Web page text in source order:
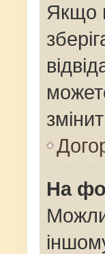
Якщо
На